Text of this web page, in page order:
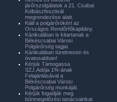
járőrszolgálatok a 21. Csabai
Kolbászfesztivál
megrendezése alatt.
Kiáll a polgárőrökért az
Országos Rendőrfőkapitány.
Kánikulában is kitartanak a
Békéscsabai Városi
Polgárőrség tagjai.
Kánikulában türelmesen és
óvatosabban!
Kérjük Támogassa
SZJ.Adója 1%-ának
Felajánlásával a
Békéscsabai Városi
Polgárőrség munkáját.
Kérjük fogadják meg
bűnmegelőzési tanácsainkat